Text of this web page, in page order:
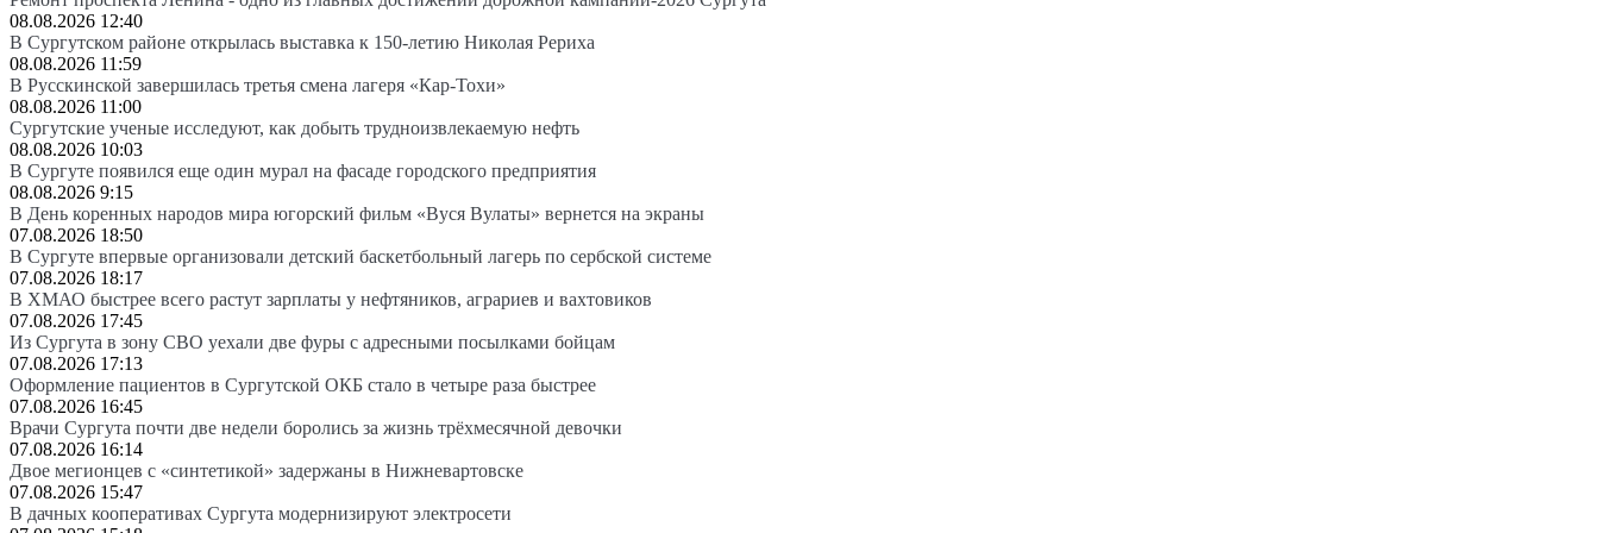
08.08.2026 12:40
В Сургутском районе открылась выставка к 150-летию Николая Рериха
08.08.2026 11:59
В Русскинской завершилась третья смена лагеря «Кар-Тохи»
08.08.2026 11:00
Сургутские ученые исследуют, как добыть трудноизвлекаемую нефть
08.08.2026 10:03
В Сургуте появился еще один мурал на фасаде городского предприятия
08.08.2026 9:15
В День коренных народов мира югорский фильм «Вуся Вулаты» вернется на экраны
07.08.2026 18:50
В Сургуте впервые организовали детский баскетбольный лагерь по сербской системе
07.08.2026 18:17
В ХМАО быстрее всего растут зарплаты у нефтяников, аграриев и вахтовиков
07.08.2026 17:45
Из Сургута в зону СВО уехали две фуры с адресными посылками бойцам
07.08.2026 17:13
Оформление пациентов в Сургутской ОКБ стало в четыре раза быстрее
07.08.2026 16:45
Врачи Сургута почти две недели боролись за жизнь трёхмесячной девочки
07.08.2026 16:14
Двое мегионцев с «синтетикой» задержаны в Нижневартовске
07.08.2026 15:47
В дачных кооперативах Сургута модернизируют электросети